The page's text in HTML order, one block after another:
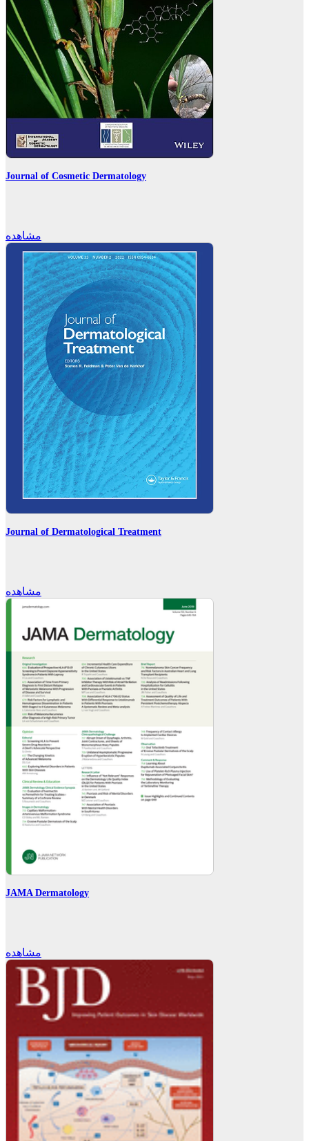
Journal of Cosmetic Dermatology
مشاهده
Journal of Dermatological Treatment
مشاهده
JAMA Dermatology
مشاهده